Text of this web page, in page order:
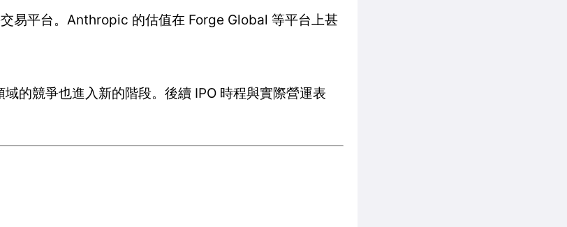
易平台。Anthropic 的估值在 Forge Global 等平台上甚
的競爭也進入新的階段。後續 IPO 時程與實際營運表